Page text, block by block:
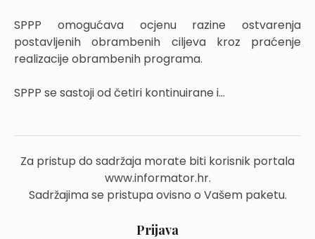
SPPP omogućava ocjenu razine ostvarenja
postavljenih obrambenih ciljeva kroz praćenje
realizacije obrambenih programa.
SPPP se sastoji od četiri kontinuirane i...
Za pristup do sadržaja morate biti korisnik portala
www.informator.hr.
Sadržajima se pristupa ovisno o Vašem paketu.
Prijava